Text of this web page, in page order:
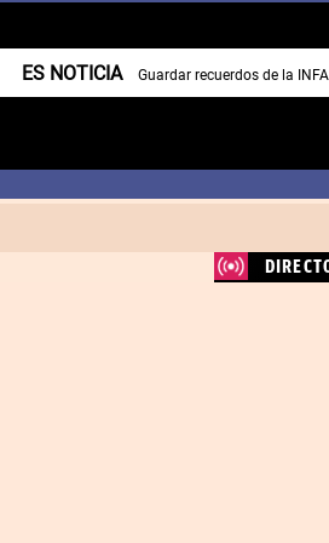
ES NOTICIA Guardar recuerdos de la